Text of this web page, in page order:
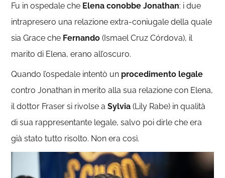
Fu in ospedale che Elena conobbe Jonathan: i due
intrapresero una relazione extra-coniugale della quale
sia Grace che Fernando (Ismael Cruz Córdova), il
marito di Elena, erano all’oscuro.
Quando l’ospedale intentò un procedimento legale
contro Jonathan in merito alla sua relazione con Elena,
il dottor Fraser si rivolse aSylvia (Lily Rabe) in qualità
di sua rappresentante legale, salvo poi dirle che era
già stato tutto risolto. Non era così.